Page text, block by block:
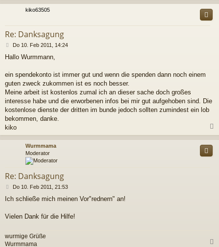
c
kiko63505
Re: Danksagung
B
i
r
a
Do 10. Feb 2011, 14:24
Hallo Wurmmann,
ein spendekonto ist immer gut und wenn die spenden dann noch einem
guten zweck zukommen ist es noch besser.
Meine arbeit ist kostenlos zumal ich an dieser sache doch großes
interesse habe und die erworbenen infos bei mir gut aufgehoben sind. Die
kostenlose dienste der dritten im bunde jedoch sollten zumindest ein lob
bekommen, danke.
kiko
a
Wurmmama
Moderator
Re: Danksagung
B
i
r
Do 10. Feb 2011, 21:53
Ich schließe mich meinen Vor"rednern" an!
Vielen Dank für die Hilfe!
wurmige Grüße
Wurmmama